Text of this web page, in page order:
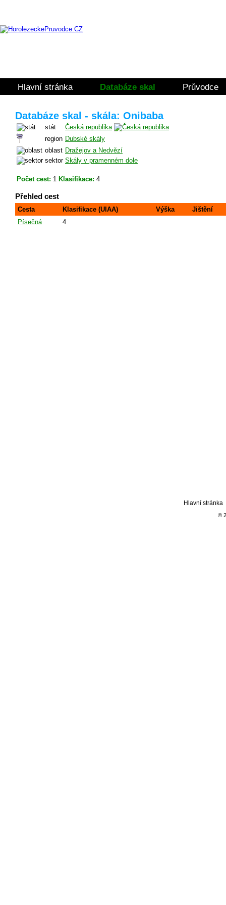
Hlavní stránka Databáze skal Průvodce
Databáze skal - skála: Onibaba
stát
Česká republika
region Dubské skály
oblast Dražejov a Nedvězí
sektor Skály v pramenném dole
Počet cest: 1 Klasifikace: 4
Přehled cest
Cesta Klasifikace (UIAA) Výška
Jištění
Písečná
4
Hlavní stránka
©